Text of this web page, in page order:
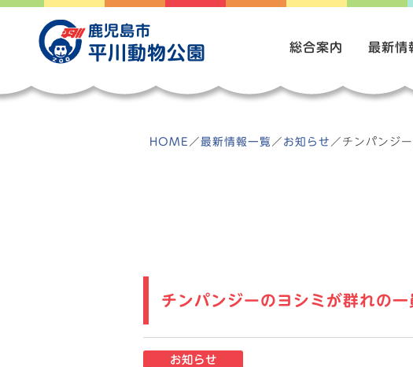
Skip
content
鹿児島市
平川動物公園 総合案内 最新情
HOME ／ 最新情報一覧 ／ お知らせ ／ チンパンジ
チンパンジーのヨシミが群れの一
お知らせ